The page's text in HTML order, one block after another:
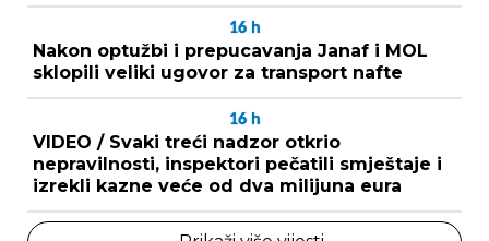
16 h
Nakon optužbi i prepucavanja Janaf i MOL
sklopili veliki ugovor za transport nafte
16 h
VIDEO / Svaki treći nadzor otkrio
nepravilnosti, inspektori pečatili smještaje i
izrekli kazne veće od dva milijuna eura